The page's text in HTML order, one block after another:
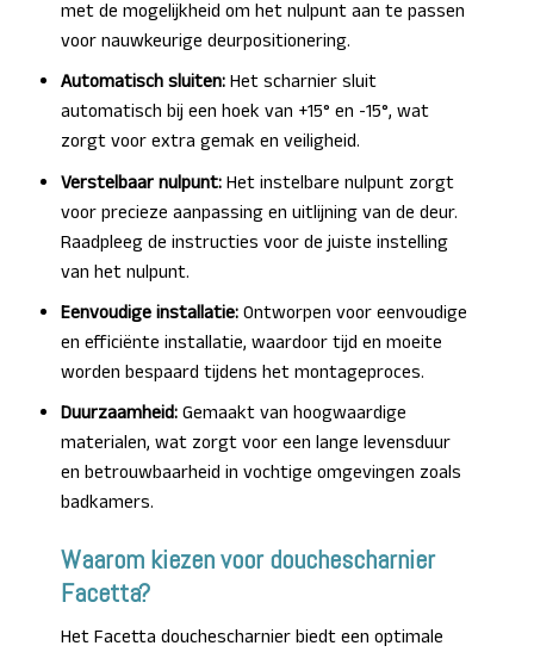
met de mogelijkheid om het nulpunt aan te passen
voor nauwkeurige deurpositionering.
Automatisch sluiten:Het scharnier sluit
automatisch bij een hoek van +15° en -15°, wat
zorgt voor extra gemak en veiligheid.
Verstelbaar nulpunt:Het instelbare nulpunt zorgt
voor precieze aanpassing en uitlijning van de deur.
Raadpleeg de instructies voor de juiste instelling
van het nulpunt.
Eenvoudige installatie:Ontworpen voor eenvoudige
en efficiënte installatie, waardoor tijd en moeite
worden bespaard tijdens het montageproces.
Duurzaamheid:Gemaakt van hoogwaardige
materialen, wat zorgt voor een lange levensduur
en betrouwbaarheid in vochtige omgevingen zoals
badkamers.
Waarom kiezen voor douchescharnier
Facetta?
Het Facetta douchescharnier biedt een optimale